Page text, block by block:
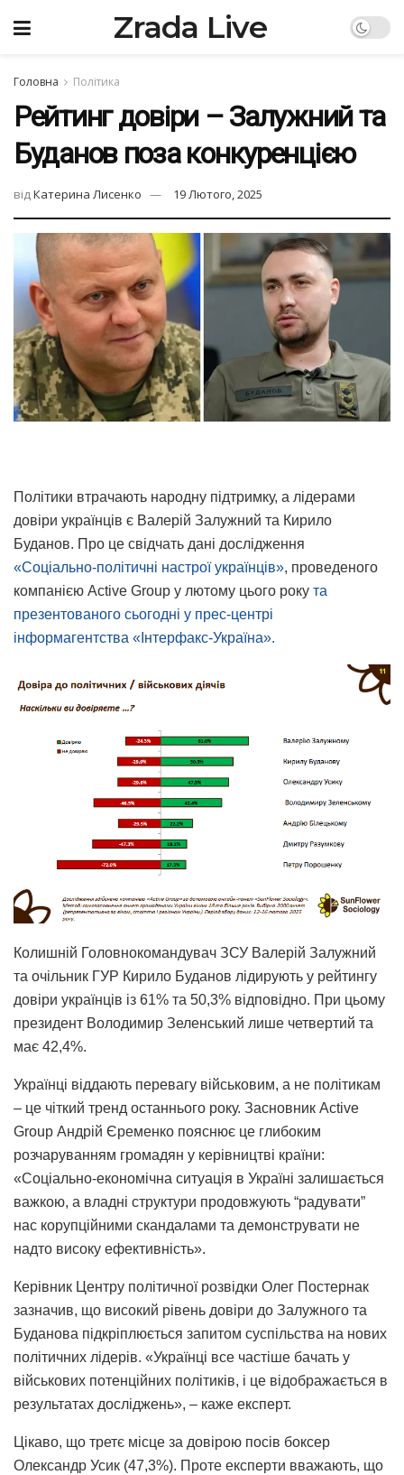
Zrada Live
Головна Політика
Рейтинг довіри – Залужний та
Буданов поза конкуренцією
відКатерина Лисенко 19 Лютого, 2025
Політики втрачають народну підтримку, а лідерами
довіри українців є Валерій Залужний та Кирило
Буданов. Про це свідчать дані дослідження
«Соціально-політичні настрої українців», проведеного
компанією Active Group у лютому цього року та
презентованого сьогодні у прес-центрі
інформагентства «Інтерфакс-Україна».
Колишній Головнокомандувач ЗСУ Валерій Залужний
та очільник ГУР Кирило Буданов лідирують у рейтингу
довіри українців із 61% та 50,3% відповідно. При цьому
президент Володимир Зеленський лише четвертий та
має 42,4%.
Українці віддають перевагу військовим, а не політикам
– це чіткий тренд останнього року. Засновник Active
Group Андрій Єременко пояснює це глибоким
розчаруванням громадян у керівництві країни:
«Соціально-економічна ситуація в Україні залишається
важкою, а владні структури продовжують “радувати”
нас корупційними скандалами та демонструвати не
надто високу ефективність».
Керівник Центру політичної розвідки Олег Постернак
зазначив, що високий рівень довіри до Залужного та
Буданова підкріплюється запитом суспільства на нових
політичних лідерів. «Українці все частіше бачать у
військових потенційних політиків, і це відображається в
результатах досліджень», – каже експерт.
Цікаво, що третє місце за довірою посів боксер
Олександр Усик (47,3%). Проте експерти вважають, що